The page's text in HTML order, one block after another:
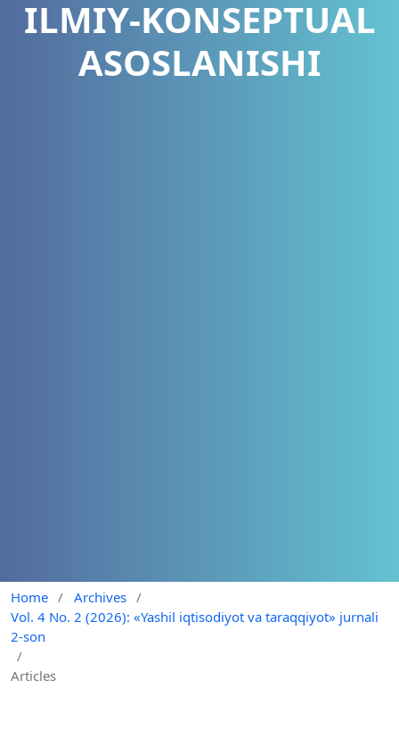
ILMIY-KONSEPTUAL
ASOSLANISHI
Home / Archives /
Vol. 4 No. 2 (2026): «Yashil iqtisodiyot va taraqqiyot» jurnali
2-son
/
Articles